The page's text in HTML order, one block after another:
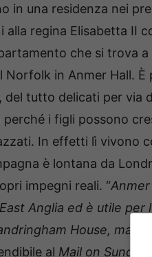
in una residenza nei
alla regina Elisabetta II
che si trova
Norfolk in Anmer Hall.
del tutto delicati per via
perché i figli possono
In effetti lì vivono
è lontana da
impegni reali. “
Anglia ed è utile
House, ma
al Mail on Sunday.